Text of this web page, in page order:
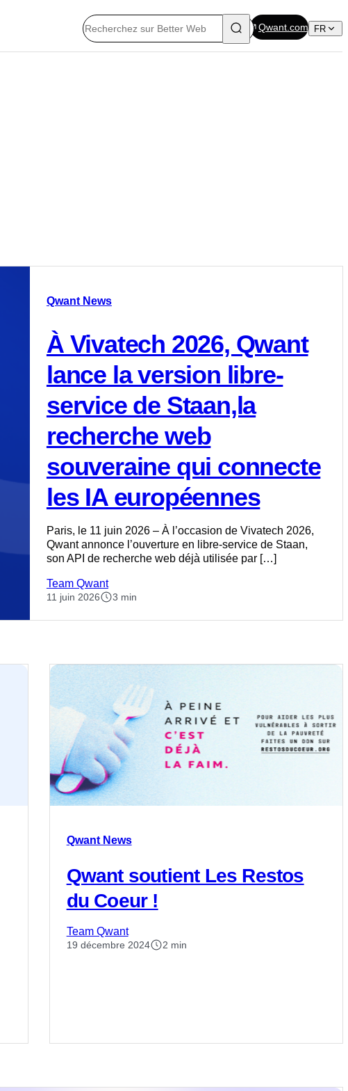
Qwant.com FR
Qwant News
À Vivatech 2026, Qwant
lance la version libre-
service de Staan,la
recherche web
souveraine qui connecte
les IA européennes
Paris, le 11 juin 2026 – À l’occasion de Vivatech 2026,
Qwant annonce l’ouverture en libre-service de Staan,
son API de recherche web déjà utilisée par […]
Team Qwant
11 juin 2026 3 min
Qwant News
Qwant soutient Les Restos
du Coeur !
Team Qwant
19 décembre 2024 2 min